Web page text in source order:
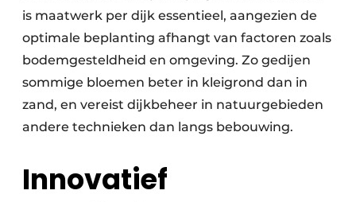
is maatwerk per dijk essentieel, aangezien de
optimale beplanting afhangt van factoren zoals
bodemgesteldheid en omgeving. Zo gedijen
sommige bloemen beter in kleigrond dan in
zand, en vereist dijkbeheer in natuurgebieden
andere technieken dan langs bebouwing.
Innovatief